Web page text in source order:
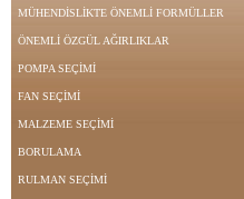
MÜHENDİSLİKTE ÖNEMLİ FORMÜLLER
ÖNEMLİ ÖZGÜL AĞIRLIKLAR
POMPA SEÇİMİ
FAN SEÇİMİ
MALZEME SEÇİMİ
BORULAMA
RULMAN SEÇİMİ